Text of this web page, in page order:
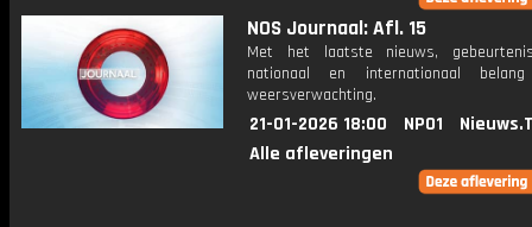
NOS Journaal: Afl. 15
Met het laatste nieuws,
nationaal en internationaal
weersverwachting.
21-01-2026 18:00 NPO1
Alle afleveringen